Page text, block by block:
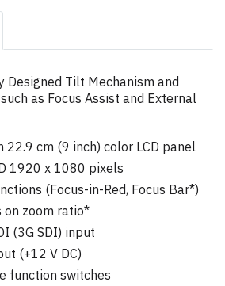
Designed Tilt Mechanism and
as Focus Assist and External
22.9 cm (9 inch) color LCD panel
1920 x 1080 pixels
(Focus-in-Red, Focus Bar*)
on zoom ratio*
(3G SDI) input
(+12 V DC)
function switches